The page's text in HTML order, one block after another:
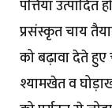
पत्तियाँ
प्रसंस्कृत चाय
को बढ़ावा देते
श्यामखेत व